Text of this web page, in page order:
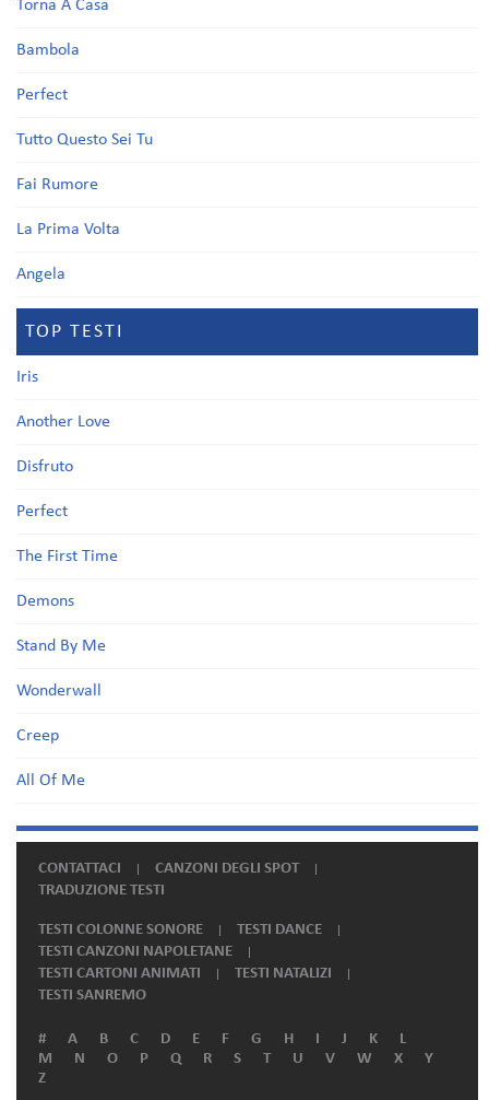
Torna A Casa
Bambola
Perfect
Tutto Questo Sei Tu
Fai Rumore
La Prima Volta
Angela
TOP TESTI
Iris
Another Love
Disfruto
Perfect
The First Time
Demons
Stand By Me
Wonderwall
Creep
All Of Me
CONTATTACI
CANZONI DEGLI SPOT
TRADUZIONE TESTI
TESTI COLONNE SONORE
TESTI DANCE
TESTI CANZONI NAPOLETANE
TESTI CARTONI ANIMATI
TESTI NATALIZI
TESTI SANREMO
# A B C D E F G H I J K
L
M
N O P Q R S T U V W X
Y
Z